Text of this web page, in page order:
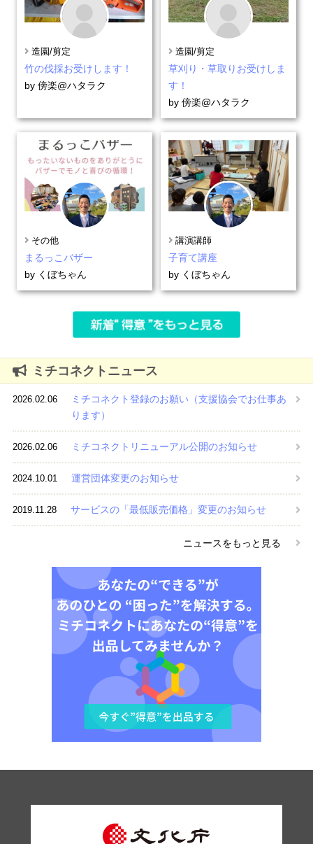
造園/剪定
竹の伐採お受けします！
by 傍楽@ハタラク
造園/剪定
草刈り・草取りお受けしま
す！
by 傍楽@ハタラク
その他
まるっこバザー
by くぼちゃん
講演講師
子育て講座
by くぼちゃん
ミチコネクトニュース
2026.02.06
ミチコネクト登録のお願い（支援協会でお仕事あ
ります）
2026.02.06 ミチコネクトリニューアル公開のお知らせ
2024.10.01 運営団体変更のお知らせ
2019.11.28 サービスの「最低販売価格」変更のお知らせ
ニュースをもっと見る